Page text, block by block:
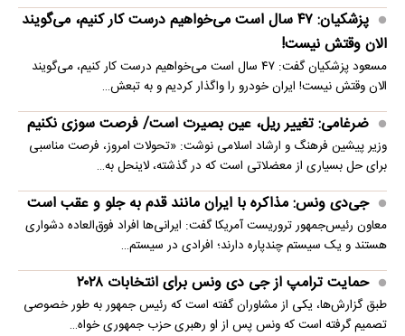
پزشکیان: ۴۷ سال است می‌خواهیم درست کار کنیم، می‌گویند
الان وقتش نیست!
مسعود پزشکیان گفت: ۴۷ سال است می‌خواهیم درست کار کنیم، می‌گویند
الان وقتش نیست! ایران خودرو را واگذار کردیم و به تبعش…
ضرغامی: تغییر ریل، عین بصیرت است/ فرصت سوزی نکنیم
وزیر پیشین فرهنگ و ارشاد اسلامی نوشت: «تحولات امروز، فرصت مناسبی
برای حل بسیاری از معضلاتی‌ است که در گذشته، لاینحل به…
جی‌دی ونس: مذاکره با ایران مانند قدم به جلو و عقب است
معاون رئیس‌جمهور تروریست آمریکا گفت: ایرانی‌ها افراد فوق‌العاده دشواری
هستند و یک سیستم چندپاره دارند؛ افرادی در سیستم…
حمایت ترامپ از جی دی ونس برای انتخابات ۲۰۲۸
طبق گزارش‌ها، یکی از مشاوران گفته است که رئیس جمهور به طور خصوصی
تصمیم گرفته است که ونس پس از او رهبری حزب جمهوری خواه…